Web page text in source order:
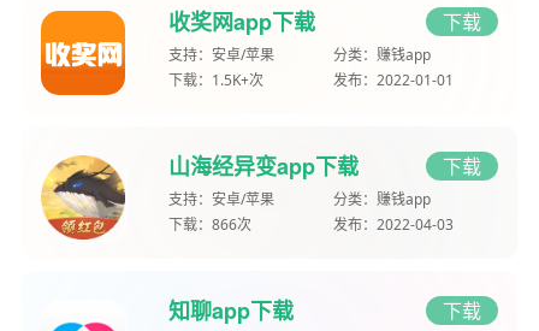
收奖网app下载 下载
支持： 安卓/苹果 分类： 赚钱app
下载： 1.5K+次 发布： 2022-01-01
山海经异变app下载 下载
支持： 安卓/苹果 分类： 赚钱app
下载： 866次 发布： 2022-04-03
知聊app下载 下载